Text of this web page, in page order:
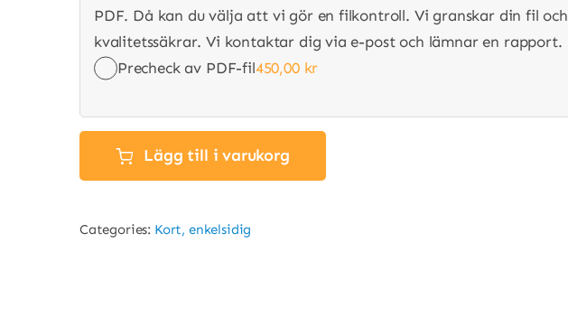
PDF. Då kan du välja att vi gör en filkontroll. Vi granskar din fil och
kvalitetssäkrar. Vi kontaktar dig via e-post och lämnar en rapport.
Precheck av PDF-fil450,00 kr
Lägg till i varukorg
Categories: Kort, enkelsidig